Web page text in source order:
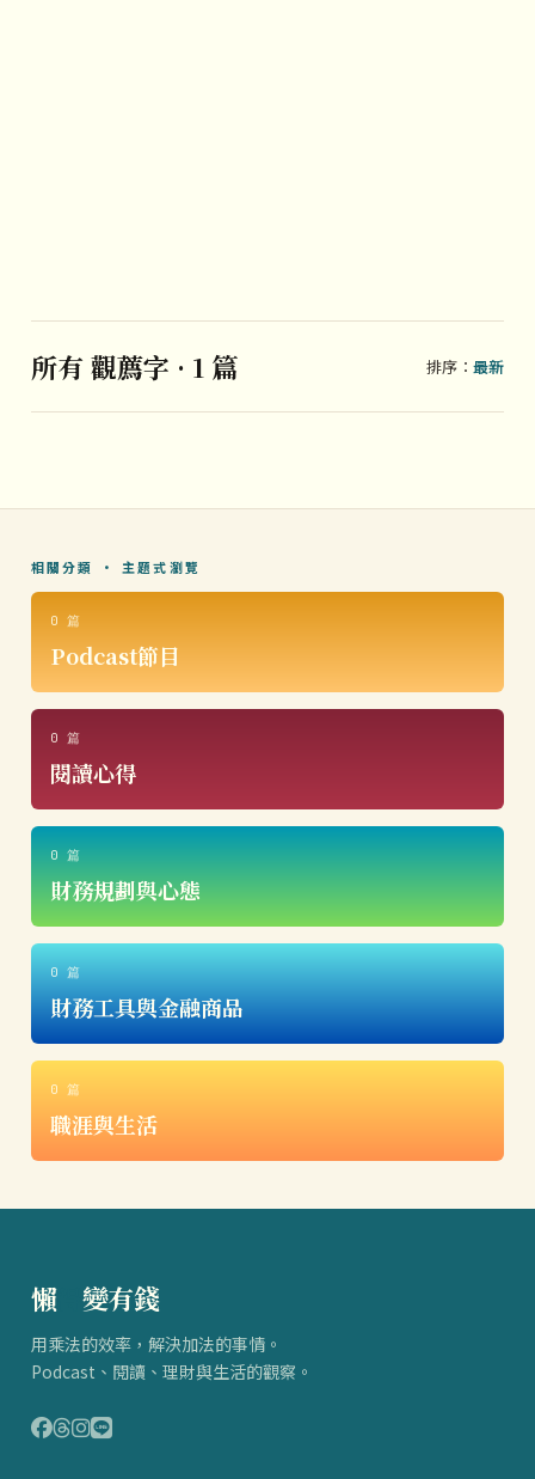
所有 觀薦字 · 1 篇 排序：最新
相關分類 · 主題式瀏覽
0 篇
Podcast節目
0 篇
閱讀心得
0 篇
財務規劃與心態
0 篇
財務工具與金融商品
0 篇
職涯與生活
懶得 變有錢
用乘法的效率，解決加法的事情。
Podcast、閱讀、理財與生活的觀察。